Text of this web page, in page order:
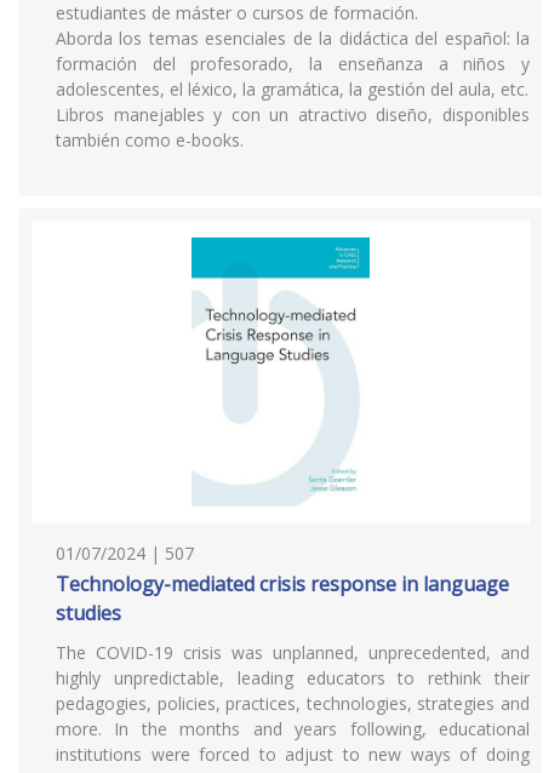
estudiantes de máster o cursos de formación.
Aborda los temas esenciales de la didáctica del español: la
formación del profesorado, la enseñanza a niños y
adolescentes, el léxico, la gramática, la gestión del aula, etc.
Libros manejables y con un atractivo diseño, disponibles
también como e-books.
01/07/2024 | 507
Technology-mediated crisis response in language
studies
The COVID-19 crisis was unplanned, unprecedented, and
highly unpredictable, leading educators to rethink their
pedagogies, policies, practices, technologies, strategies and
more. In the months and years following, educational
institutions were forced to adjust to new ways of doing